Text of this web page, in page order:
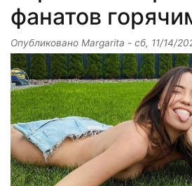
фанатов
Опубликовано Margarita - сб, 11/14/